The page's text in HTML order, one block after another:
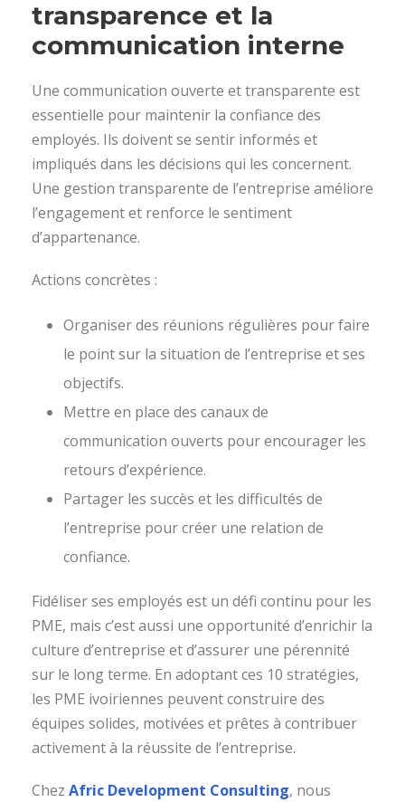
transparence et la
communication interne
Une communication ouverte et transparente est
essentielle pour maintenir la confiance des
employés. Ils doivent se sentir informés et
impliqués dans les décisions qui les concernent.
Une gestion transparente de l’entreprise améliore
l’engagement et renforce le sentiment
d’appartenance.
Actions concrètes :
Organiser des réunions régulières pour faire
le point sur la situation de l’entreprise et ses
objectifs.
Mettre en place des canaux de
communication ouverts pour encourager les
retours d’expérience.
Partager les succès et les difficultés de
l’entreprise pour créer une relation de
confiance.
Fidéliser ses employés est un défi continu pour les
PME, mais c’est aussi une opportunité d’enrichir la
culture d’entreprise et d’assurer une pérennité
sur le long terme. En adoptant ces 10 stratégies,
les PME ivoiriennes peuvent construire des
équipes solides, motivées et prêtes à contribuer
activement à la réussite de l’entreprise.
Chez Afric Development Consulting, nous